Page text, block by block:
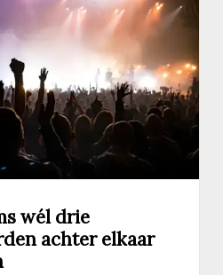
wél drie
achter elkaar